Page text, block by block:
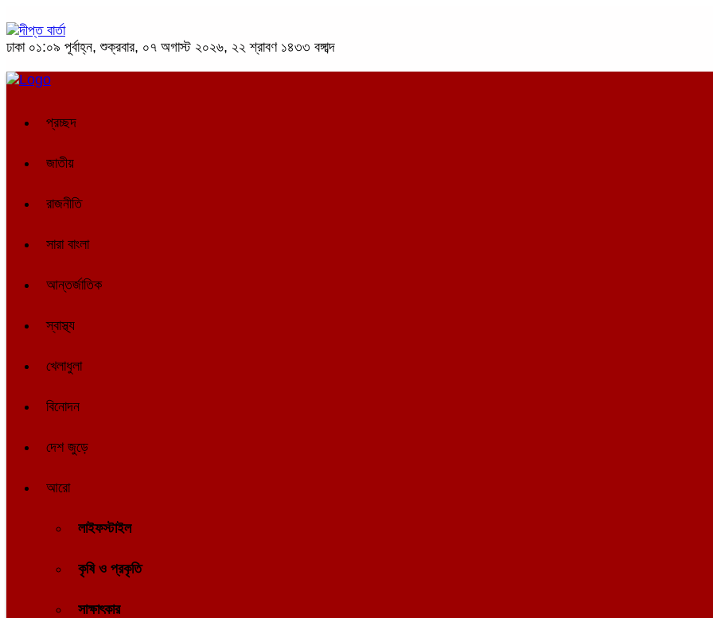
ঢাকা ০১:০৯ পূর্বাহ্ন, শুক্রবার, ০৭ অগাস্ট ২০২৬, ২২ শ্রাবণ ১৪৩৩ বঙ্গাব্দ
প্রচ্ছদ
জাতীয়
রাজনীতি
সারা বাংলা
আন্তর্জাতিক
স্বাস্থ্য
খেলাধুলা
বিনোদন
দেশ জুড়ে
আরো
লাইফস্টাইল
কৃষি ও প্রকৃতি
সাক্ষাৎকার